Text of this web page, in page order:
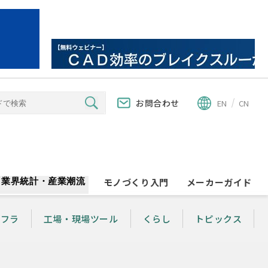
お問合わせ EN CN
業界統計・産業潮流 モノづくり入門 メーカーガイド
ラ 工場・現場ツール くらし トピックス